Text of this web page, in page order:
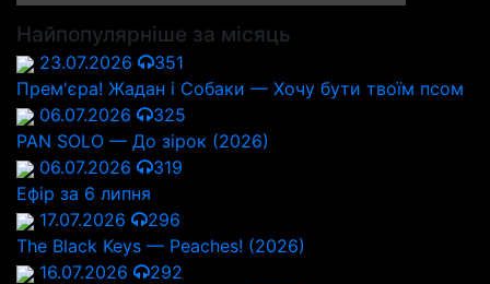
Найпопулярніше за місяць
23.07.2026
351
Прем'єра! Жадан і Собаки — Хочу бути твоїм псом
06.07.2026
325
PAN SOLO — До зірок (2026)
06.07.2026
319
Ефір за 6 липня
17.07.2026
296
The Black Keys — Peaches! (2026)
16.07.2026
292